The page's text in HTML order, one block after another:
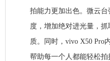
拍能力更加出色。微云
度，增加绝对进光量，
质。同时，vivo X50 Pro
帮助每一个人都能轻松拍